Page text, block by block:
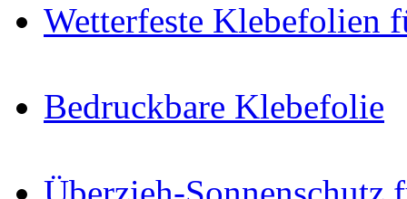
Wetterfeste Klebefolien
Bedruckbare Klebefolie